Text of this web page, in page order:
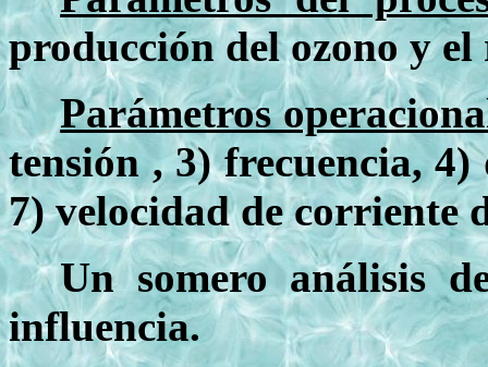
producción del ozono y el
Parámetros
tensión , 3) frecuencia,
7) velocidad de corriente
Un somero análisis
influencia.